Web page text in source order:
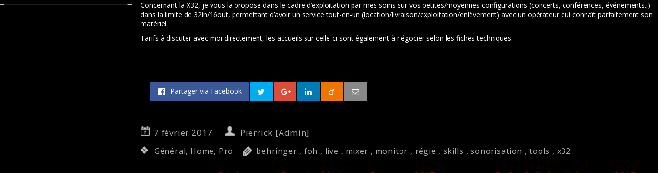
Concernant la X32, je vous la propose dans le cadre d’exploitation par mes soins sur vos petites/moyennes configurations (concerts, conférences, événements..)
dans la limite de 32in/16out, permettant d’avoir un service tout-en-un (location/livraison/exploitation/enlèvement) avec un opérateur qui connaît parfaitement son
matériel.
Tarifs à discuter avec moi directement, les accueils sur celle-ci sont également à négocier selon les fiches techniques.
Partager via Facebook
7 février 2017 Pierrick [Admin]
Général, Home, Pro behringer , foh , live , mixer , monitor , régie ,skills ,sonorisation ,tools , x32